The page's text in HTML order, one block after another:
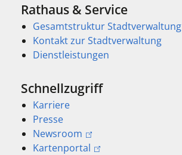
Rathaus & Service
Gesamtstruktur Stadtverwaltung
Kontakt zur Stadtverwaltung
Dienstleistungen
Schnellzugriff
Karriere
Presse
Newsroom
Kartenportal